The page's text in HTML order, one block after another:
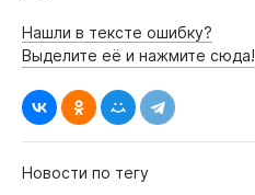
Нашли в тексте ошибку?
Выделите её и нажмите сюда!
Новости по тегу